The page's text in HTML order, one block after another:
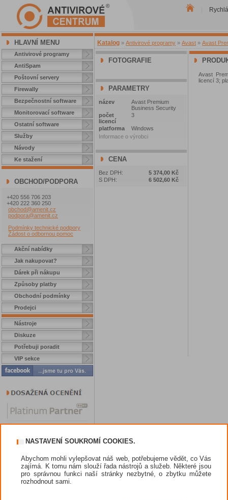
HLAVNÍ MENU
Antivirové programy
AntiSpam
Poštovní servery
Firewally
Bezpečnostní software
Monitorovací software
Ostatní software
Služby
Návody
Ke stažení
OBCHOD/PODPORA
+420 556 706 203
+420 222 360 250
obchod@amenit.cz
podpora@amenit.cz
Podmínky technické podpory
Žádost o odbornou pomoc
Akční nabídky
Jak nakupovat?
Dárek při nákupu
Způsoby platby
Obchodní podmínky
Prodejci
Nástroje
Diskuze
Potřebuji poradit
VIP sekce
Katalog » Antivirové programy » Avast » Avast
FOTOGRAFIE
PARAMETRY
název
Avast Premium
Business Security
počet
licencí
3
platforma
Windows
Informace o výrobci
CENA
Bez DPH:
5 374,00 Kč
S DPH:
6 502,60 Kč
Avast
licencí 3;
NASTAVENÍ SOUKROMÍ COOKIES.
Abychom mohli vylepšovat náš web, potřebujeme vědět, co Vás
zajímá. K tomu nám slouží řada nástrojů a služeb. Některé jsou
pro správnou funkci naší stránky nezbytné, o zbytku můžete
rozhodnout sami.